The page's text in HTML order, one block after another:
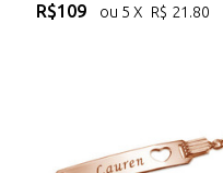
R$109 ou 5 X R$ 21.80